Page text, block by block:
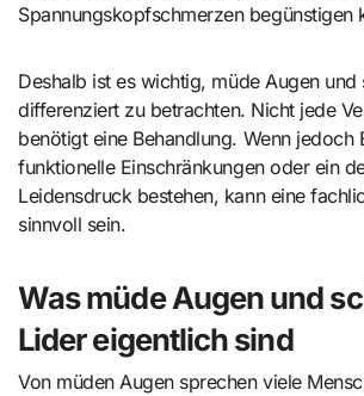
Spannungskopfschmerzen begünstigen
Deshalb ist es wichtig, müde Augen
differenziert zu betrachten. Nicht jede
benötigt eine Behandlung. Wenn jedoch
funktionelle Einschränkungen oder ein
Leidensdruck bestehen, kann eine
sinnvoll sein.
Was müde Augen und
Lider eigentlich sind
Von müden Augen sprechen viele Menschen, wenn die